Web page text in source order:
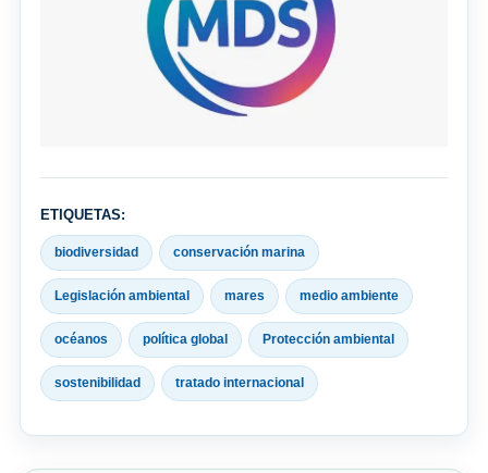
ETIQUETAS:
biodiversidad conservación marina
Legislación ambiental mares medio ambiente
océanos política global Protección ambiental
sostenibilidad tratado internacional